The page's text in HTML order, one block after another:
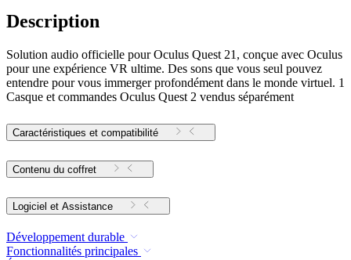
Description
Solution audio officielle pour Oculus Quest 21, conçue avec Oculus
pour une expérience VR ultime. Des sons que vous seul pouvez
entendre pour vous immerger profondément dans le monde virtuel. 1
Casque et commandes Oculus Quest 2 vendus séparément
Caractéristiques et compatibilité
Contenu du coffret
Logiciel et Assistance
Développement durable
Fonctionnalités principales